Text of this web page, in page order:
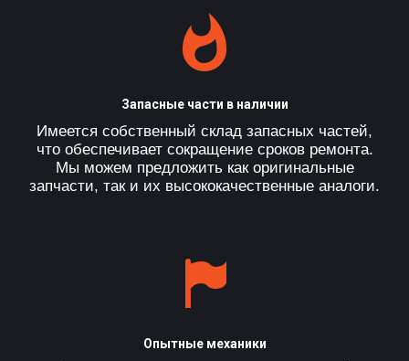
Запасные части в наличии
Имеется собственный склад запасных частей,
что обеспечивает сокращение сроков ремонта.
Мы можем предложить как оригинальные
запчасти, так и их высококачественные аналоги.
Опытные механики